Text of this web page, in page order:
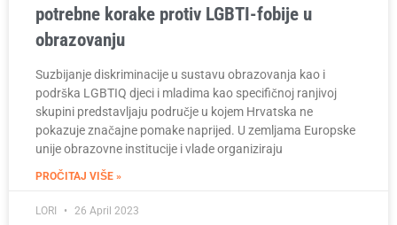
potrebne korake protiv LGBTI-fobije u
obrazovanju
Suzbijanje diskriminacije u sustavu obrazovanja kao i
podrška LGBTIQ djeci i mladima kao specifičnoj ranjivoj
skupini predstavljaju područje u kojem Hrvatska ne
pokazuje značajne pomake naprijed. U zemljama Europske
unije obrazovne institucije i vlade organiziraju
PROČITAJ VIŠE »
LORI 26 April 2023